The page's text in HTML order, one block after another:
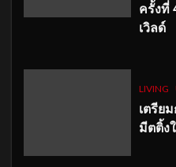
ครั้งที่
เวิลด์
LIVING
เตรีย
มีตติ้ง